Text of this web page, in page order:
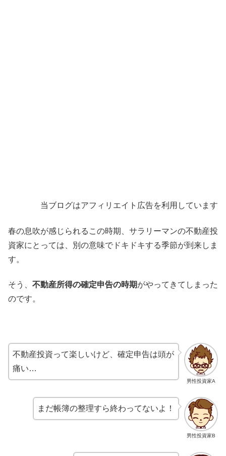
当ブログはアフィリエイト広告を利用しています
春の息吹が感じられるこの時期、サラリーマンの不動産投
資家にとっては、別の意味でドキドキする季節が到来しま
す。
そう、 不動産所得の確定申告の時期がやってきてしまった
のです。
男性投資家A
不動産投資って楽しいけど、確定申告は頭が
痛い…
男性投資家B
まだ帳簿の整理すら終わってないよ！